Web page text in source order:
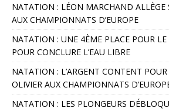
NATATION : LÉON MARCHAND ALLÈGE
AUX CHAMPIONNATS D’EUROPE
NATATION : UNE 4ÈME PLACE POUR LE
POUR CONCLURE L’EAU LIBRE
NATATION : L’ARGENT CONTENT
OLIVIER AUX CHAMPIONNATS
NATATION : LES PLONGEURS